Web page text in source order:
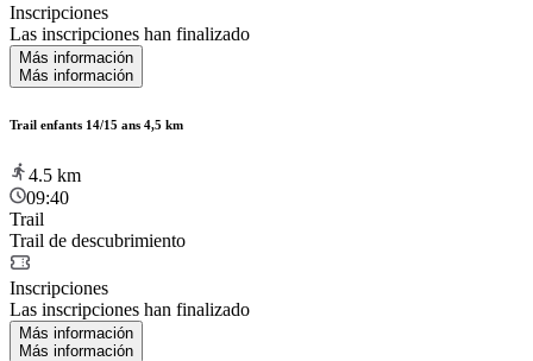
Inscripciones
Las inscripciones han finalizado
Más información
Más información
Trail enfants 14/15 ans 4,5 km
4.5 km
09:40
Trail
Trail de descubrimiento
Inscripciones
Las inscripciones han finalizado
Más información
Más información